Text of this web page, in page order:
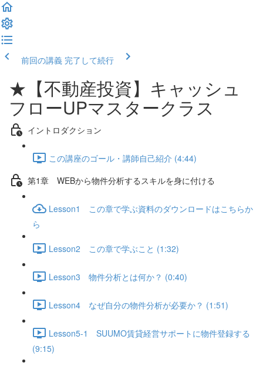
前回の講義 完了して続行
★【不動産投資】キャッシュ
フローUPマスタークラス
イントロダクション
この講座のゴール・講師自己紹介 (4:44)
第1章 WEBから物件分析するスキルを身に付ける
Lesson1 この章で学ぶ資料のダウンロードはこちらか
ら
Lesson2 この章で学ぶこと (1:32)
Lesson3 物件分析とは何か？ (0:40)
Lesson4 なぜ自分の物件分析が必要か？ (1:51)
Lesson5-1 SUUMO賃貸経営サポートに物件登録する
(9:15)